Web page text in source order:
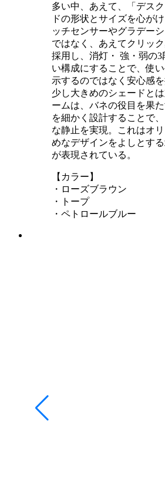
多い中、あえて、「デス
ドの形状とサイズを心が
ッチセンサーやグラデー
ではなく、あえてクリッ
採用し、消灯・ 強・弱の
い構成にすることで、使
示するのではなく安心感
少し大きめのシェードと
ームは、バネの役目を果
を細かく設計することで
な静止を実現。これはオ
めなデザインをよしとす
が表現されている。
【カラー】
・ローズブラウン
・トープ
・ペトロールブルー